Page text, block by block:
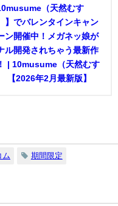
（天然むす
】でバレンタインキャン
ン開催中！メガネッ娘が
ル開発されちゃう最新作
| 10musume（天然むす
【2026年2月最新版】
ム 期間限定